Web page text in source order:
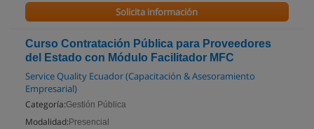
Solicita información
Curso Contratación Pública para Proveedores
del Estado con Módulo Facilitador MFC
Service Quality Ecuador (Capacitación & Asesoramiento
Empresarial)
Categoría:Gestión Pública
Modalidad: Presencial